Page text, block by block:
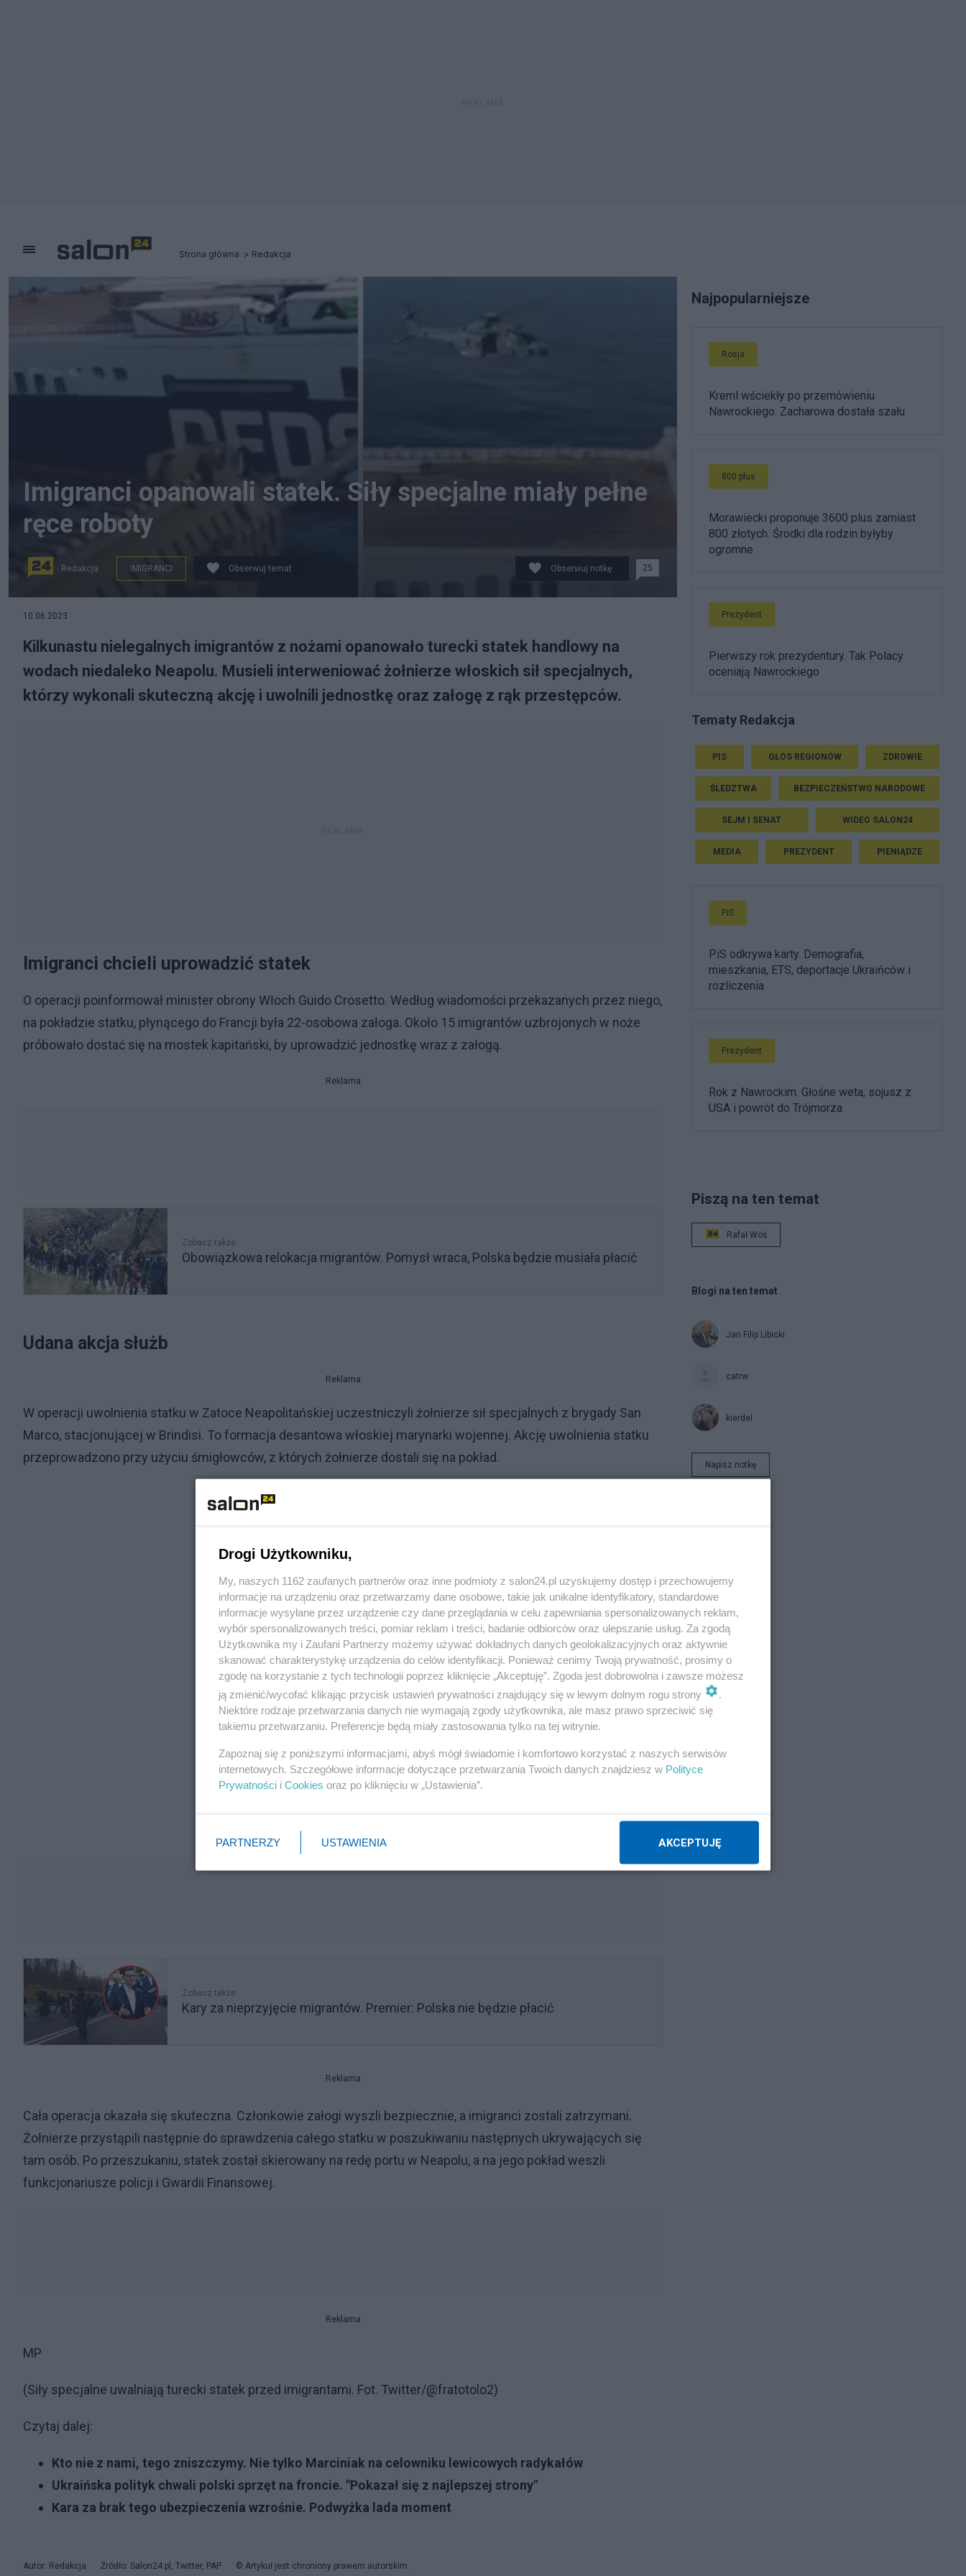
Strona główna Redakcja
Imigranci opanowali statek. Siły specjalne miały pełne
ręce roboty
Redakcja IMIGRANCI Obserwuj temat Obserwuj notkę 25
10.06.2023
Kilkunastu nielegalnych imigrantów z nożami opanowało turecki statek handlowy na
wodach niedaleko Neapolu. Musieli interweniować żołnierze włoskich sił specjalnych,
którzy wykonali skuteczną akcję i uwolnili jednostkę oraz załogę z rąk przestępców.
Imigranci chcieli uprowadzić statek
O operacji poinformował minister obrony Włoch Guido Crosetto. Według wiadomości przekazanych przez niego,
na pokładzie statku, płynącego do Francji była 22-osobowa załoga. Około 15 imigrantów uzbrojonych w noże
próbowało dostać się na mostek kapitański, by uprowadzić jednostkę wraz z załogą.
Reklama
Zobacz także
Obowiązkowa relokacja migrantów. Pomysł wraca, Polska będzie musiała płacić
Udana akcja służb
Reklama
W operacji uwolnienia statku w Zatoce Neapolitańskiej uczestniczyli żołnierze sił specjalnych z brygady San
Marco, stacjonującej w Brindisi. To formacja desantowa włoskiej marynarki wojennej. Akcję uwolnienia statku
przeprowadzono przy użyciu śmigłowców, z których żołnierze dostali się na pokład.
Zobacz także
Kary za nieprzyjęcie migrantów. Premier: Polska nie będzie płacić
Reklama
Cała operacja okazała się skuteczna. Członkowie załogi wyszli bezpiecznie, a imigranci zostali zatrzymani.
Żołnierze przystąpili następnie do sprawdzenia całego statku w poszukiwaniu następnych ukrywających się
tam osób. Po przeszukaniu, statek został skierowany na redę portu w Neapolu, a na jego pokład weszli
funkcjonariusze policji i Gwardii Finansowej.
Reklama
MP
(Siły specjalne uwalniają turecki statek przed imigrantami. Fot. Twitter/@fratotolo2)
Czytaj dalej:
Kto nie z nami, tego zniszczymy. Nie tylko Marciniak na celowniku lewicowych radykałów
Ukraińska polityk chwali polski sprzęt na froncie. "Pokazał się z najlepszej strony"
Kara za brak tego ubezpieczenia wzrośnie. Podwyżka lada moment
Autor: Redakcja Źródło: Salon24.pl, Twitter, PAP © Artykuł jest chroniony prawem autorskim.
Najpopularniejsze
Rosja
Kreml wściekły po przemówieniu
Nawrockiego. Zacharowa dostała szału
800 plus
Morawiecki proponuje 3600 plus zamiast
800 złotych. Środki dla rodzin byłyby
ogromne
Prezydent
Pierwszy rok prezydentury. Tak Polacy
oceniają Nawrockiego
Tematy Redakcja
PIS GŁOS REGIONÓW ZDROWIE
ŚLEDZTWA BEZPIECZEŃSTWO NARODOWE
SEJM I SENAT WIDEO SALON24
MEDIA PREZYDENT PIENIĄDZE
PiS
PiS odkrywa karty. Demografia,
mieszkania, ETS, deportacje Ukraińców i
rozliczenia
Prezydent
Rok z Nawrockim. Głośne weta, sojusz z
USA i powrót do Trójmorza
Piszą na ten temat
Rafał Woś
Blogi na ten temat
Jan Filip Libicki
catrw
kierdel
Napisz notkę
Drogi Użytkowniku,
My, naszych 1162 zaufanych partnerów oraz inne podmioty z salon24.pl uzyskujemy dostęp i przechowujemy
informacje na urządzeniu oraz przetwarzamy dane osobowe, takie jak unikalne identyfikatory, standardowe
informacje wysyłane przez urządzenie czy dane przeglądania w celu zapewniania spersonalizowanych reklam,
wybór spersonalizowanych treści, pomiar reklam i treści, badanie odbiorców oraz ulepszanie usług. Za zgodą
Użytkownika my i Zaufani Partnerzy możemy używać dokładnych danych geolokalizacyjnych oraz aktywnie
skanować charakterystykę urządzenia do celów identyfikacji. Ponieważ cenimy Twoją prywatność, prosimy o
zgodę na korzystanie z tych technologii poprzez kliknięcie „Akceptuję”. Zgoda jest dobrowolna i zawsze możesz
ją zmienić/wycofać klikając przycisk ustawień prywatności znajdujący się w lewym dolnym rogu strony
.
Niektóre rodzaje przetwarzania danych nie wymagają zgody użytkownika, ale masz prawo sprzeciwić się
takiemu przetwarzaniu. Preferencje będą miały zastosowania tylko na tej witrynie.
Zapoznaj się z poniższymi informacjami, abyś mógł świadomie i komfortowo korzystać z naszych serwisów
internetowych. Szczegółowe informacje dotyczące przetwarzania Twoich danych znajdziesz w Polityce
Prywatności i Cookies oraz po kliknięciu w „Ustawienia”.
PARTNERZY USTAWIENIA AKCEPTUJĘ